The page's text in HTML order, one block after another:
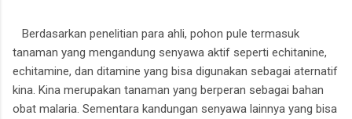
Berdasarkan penelitian para ahli, pohon pule termasuk
tanaman yang mengandung senyawa aktif seperti echitanine,
echitamine, dan ditamine yang bisa digunakan sebagai aternatif
kina. Kina merupakan tanaman yang berperan sebagai bahan
obat malaria. Sementara kandungan senyawa lainnya yang bisa